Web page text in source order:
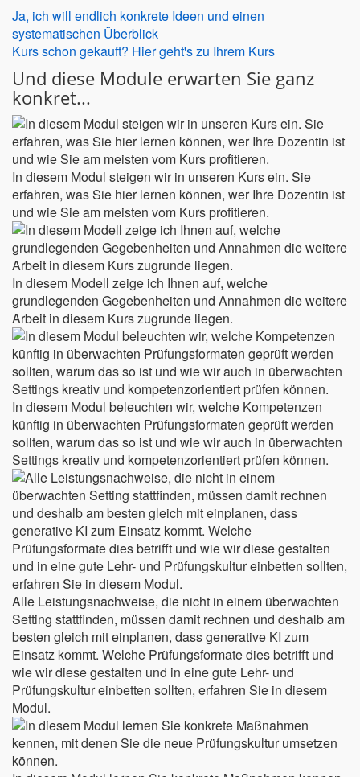
Ja, ich will endlich konkrete Ideen und einen
systematischen Überblick
Kurs schon gekauft? Hier geht's zu Ihrem Kurs
Und diese Module erwarten Sie ganz
konkret...
In diesem Modul steigen wir in unseren Kurs ein. Sie
erfahren, was Sie hier lernen können, wer Ihre Dozentin ist
und wie Sie am meisten vom Kurs profitieren.
In diesem Modell zeige ich Ihnen auf, welche
grundlegenden Gegebenheiten und Annahmen die weitere
Arbeit in diesem Kurs zugrunde liegen.
In diesem Modul beleuchten wir, welche Kompetenzen
künftig in überwachten Prüfungsformaten geprüft werden
sollten, warum das so ist und wie wir auch in überwachten
Settings kreativ und kompetenzorientiert prüfen können.
Alle Leistungsnachweise, die nicht in einem überwachten
Setting stattfinden, müssen damit rechnen und deshalb am
besten gleich mit einplanen, dass generative KI zum
Einsatz kommt. Welche Prüfungsformate dies betrifft und
wie wir diese gestalten und in eine gute Lehr- und
Prüfungskultur einbetten sollten, erfahren Sie in diesem
Modul.